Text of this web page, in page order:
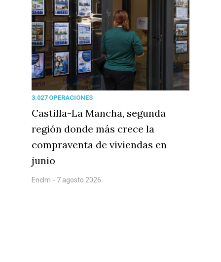
3.027 OPERACIONES
Castilla-La Mancha, segunda
región donde más crece la
compraventa de viviendas en
junio
Enclm - 7 agosto 2026